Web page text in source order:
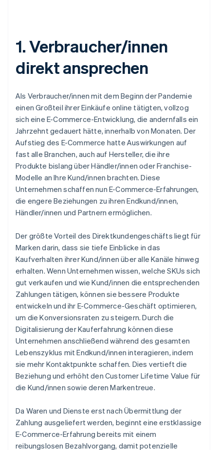
1. Verbraucher/innen
direkt ansprechen
Als Verbraucher/innen mit dem Beginn der Pandemie
einen Großteil ihrer Einkäufe online tätigten, vollzog
sich eine E-Commerce-Entwicklung, die andernfalls ein
Jahrzehnt gedauert hätte, innerhalb von Monaten. Der
Aufstieg des E-Commerce hatte Auswirkungen auf
fast alle Branchen, auch auf Hersteller, die ihre
Produkte bislang über Händler/innen oder Franchise-
Modelle an Ihre Kund/innen brachten. Diese
Unternehmen schaffen nun E-Commerce-Erfahrungen,
die engere Beziehungen zu ihren Endkund/innen,
Händler/innen und Partnern ermöglichen.
Der größte Vorteil des Direktkundengeschäfts liegt für
Marken darin, dass sie tiefe Einblicke in das
Kaufverhalten ihrer Kund/innen über alle Kanäle hinweg
erhalten. Wenn Unternehmen wissen, welche SKUs sich
gut verkaufen und wie Kund/innen die entsprechenden
Zahlungen tätigen, können sie bessere Produkte
entwickeln und ihr E-Commerce-Geschäft optimieren,
um die Konversionsraten zu steigern. Durch die
Digitalisierung der Kauferfahrung können diese
Unternehmen anschließend während des gesamten
Lebenszyklus mit Endkund/innen interagieren, indem
sie mehr Kontaktpunkte schaffen. Dies vertieft die
Beziehung und erhöht den Customer Lifetime Value für
die Kund/innen sowie deren Markentreue.
Da Waren und Dienste erst nach Übermittlung der
Zahlung ausgeliefert werden, beginnt eine erstklassige
E-Commerce-Erfahrung bereits mit einem
reibungslosen Bezahlvorgang, damit potenzielle